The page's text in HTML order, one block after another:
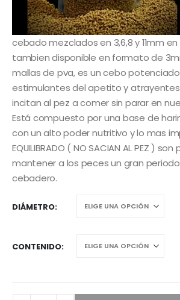
cebado mezclados en 3,6,8 y 11mm
tambien disponible en formato de
mallas de pva, es un cebo
estimulantes del apetito y
incitan al pez a comer sin parar en
Está compuesto por una base de
con un alto poder nutritivo y lo mas
EQUILIBRADO ( NO SACIAN AL PEZ )
mantener a los peces un gran
cebadero.
DIÁMETRO
CONTENIDO